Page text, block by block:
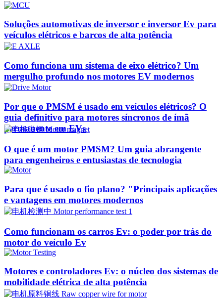
Soluções automotivas de inversor e inversor Ev para
veículos elétricos e barcos de alta potência
Como funciona um sistema de eixo elétrico? Um
mergulho profundo nos motores EV modernos
Por que o PMSM é usado em veículos elétricos? O
guia definitivo para motores síncronos de ímã
permanente em EVs
O que é um motor PMSM? Um guia abrangente
para engenheiros e entusiastas de tecnologia
Para que é usado o fio plano? "Principais aplicações
e vantagens em motores modernos
Como funcionam os carros Ev: o poder por trás do
motor do veículo Ev
Motores e controladores Ev: o núcleo dos sistemas de
mobilidade elétrica de alta potência